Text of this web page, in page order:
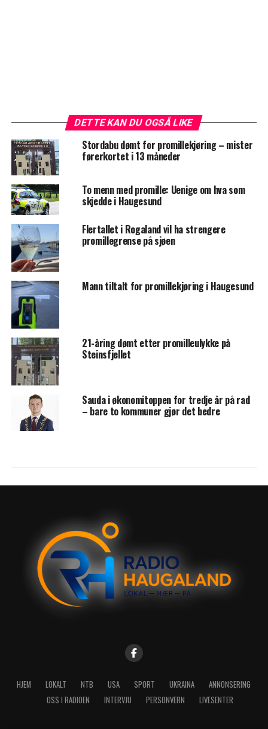
DETTE KAN DU OGSÅ LIKE
Stordabu dømt for promillekjøring – mister
førerkortet i 13 måneder
To menn med promille: Uenige om hva som
skjedde i Haugesund
Flertallet i Rogaland vil ha strengere
promillegrense på sjøen
Mann tiltalt for promillekjøring i Haugesund
21-åring dømt etter promilleulykke på
Steinsfjellet
Sauda i økonomitoppen for tredje år på rad
– bare to kommuner gjør det bedre
HJEM LOKALT NTB USA SPORT UKRAINA
ANNONSERING
OSS I RADIOEN
INTERVJU PERSONVERN LIVESENTER